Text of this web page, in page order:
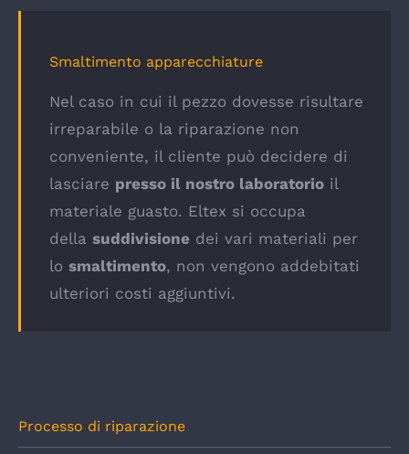
Smaltimento apparecchiature
Nel caso in cui il pezzo dovesse risultare
irreparabile o la riparazione non
conveniente, il cliente può decidere di
lasciare presso il nostro laboratorio il
materiale guasto. Eltex si occupa
della suddivisione dei vari materiali per
lo smaltimento, non vengono addebitati
ulteriori costi aggiuntivi.
Processo di riparazione